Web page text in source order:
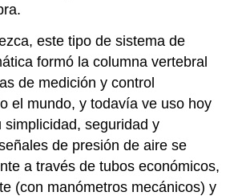
este tipo de sistema de
formó la columna vertebral
de medición y control
el mundo, y todavía ve uso hoy
seguridad y
de presión de aire se
a través de tubos económicos,
(con manómetros mecánicos) y